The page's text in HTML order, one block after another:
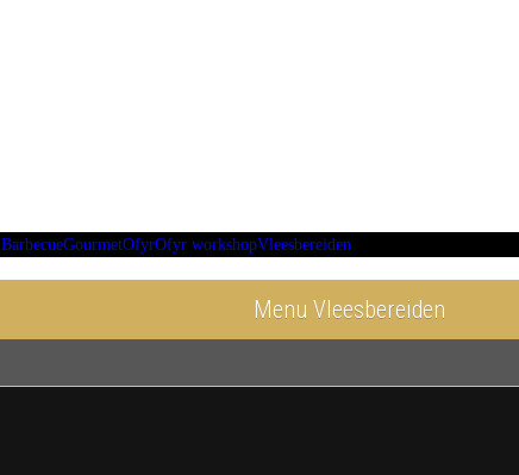
BarbecueGourmetOfyrOfyr workshopVleesbereiden
Menu Vleesbereiden